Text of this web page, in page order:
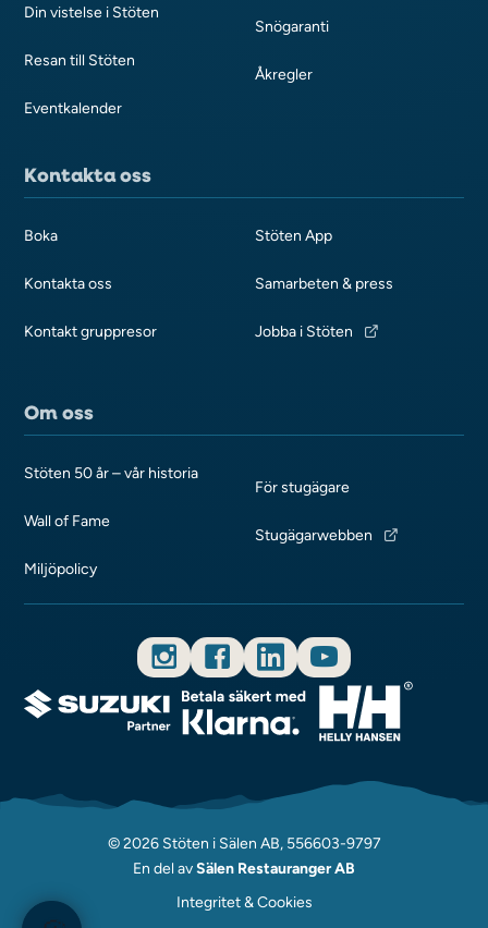
Din vistelse i Stöten
Resan till Stöten
Eventkalender
Snögaranti
Åkregler
Kontakta oss
Boka
Kontakta oss
Kontakt gruppresor
Stöten App
Samarbeten & press
Jobba i Stöten
Om oss
Stöten 50 år – vår historia
Wall of Fame
Miljöpolicy
För stugägare
Stugägarwebben
© 2026 Stöten i Sälen AB, 556603-9797
En del avSälen Restauranger AB
Integritet & Cookies